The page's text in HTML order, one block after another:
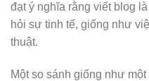
đạt ý nghĩa rằng viết blog
hỏi sự tinh tế, giống như
thuật.
Một so sánh giống như